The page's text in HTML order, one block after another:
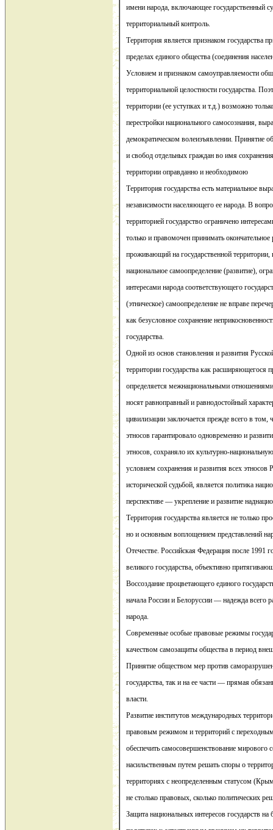
имени народа, включающее государственный
территориальный контроль.
Территория является признаком государства
пределах единого общества (соединения
Условием и признаком самоуправляемости
территориальной целостности государства.
территории (ее уступках и т.д.) возможно
перестройки национального самосознания,
демократическом волеизъявлении. Принятие
и свобод отдельных граждан во имя
территории оправданно и необходимою
Территория государства есть материальное
независимости населяющего ее народа. В
территорией государство ограничено
только и правомочен принимать
проживающий на государственной территории,
национальное самоопределение (развитие),
интересами народа соответствующего
(этническое) самоопределение не вправе
как безусловное сохранение
государства.
Одной из основ становления и развития
территории государства как расширяющегося
определяется межнациональными
носят равноправный и равнодостойный
цивилизации заключается прежде всего в том,
этносов гарантировало одновременно и
этносов, сохраняло их культурно-
условием сохранения и развития всех этносов
исторической судьбой, является политика
перспективе — укрепление и развитие
Территория государства является не только
но и основным воплощением представлений
Отечестве. Российская Федерация после 1991
великого государства, объективно
Воссоздание процветающего единого
начала России и Белоруссии — надежда всего
народа.
Современные особые правовые режимы
качеством самозащиты общества в период
Принятие обществом мер против
государства, так и на ее части — прямая
власти.
Развитие институтов международных
правовым режимом и территорий с
обеспечить самосовершенствование мирового
насильственным путем решать споры о
территориях с неопределенным статусом
не столько правовых, сколько политических
Защита национальных интересов государств